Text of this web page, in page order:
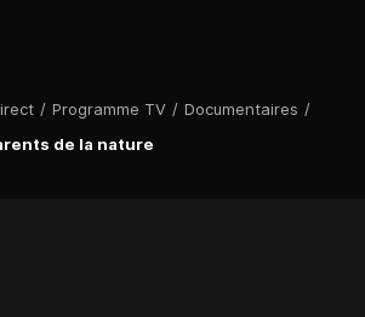
/ Programme TV / Documentaires /
de la nature